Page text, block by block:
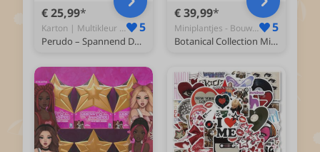
€ 25,99
Karton | Multikleur - Dobbelspel 5
Perudo – Spannend Dobbelsteen Blufspel | Gezelschapsspel voor 2-6 Spelers | Vanaf 8 Jaar | Liar’s Dice Variant
€ 39,99
Miniplantjes - Bouwsets 5
Botanical Collection Miniplantjes 10329